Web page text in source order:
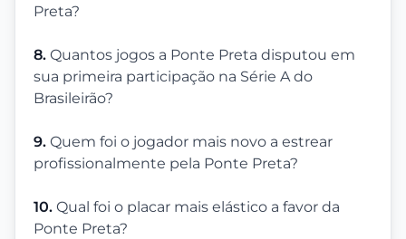
Preta?
8. Quantos jogos a Ponte Preta disputou em
sua primeira participação na Série A do
Brasileirão?
9. Quem foi o jogador mais novo a estrear
profissionalmente pela Ponte Preta?
10. Qual foi o placar mais elástico a favor da
Ponte Preta?